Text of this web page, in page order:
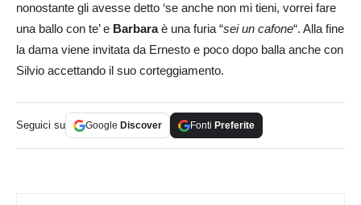
nonostante gli avesse detto ‘se anche non mi tieni, vorrei fare
una ballo con te’ e Barbaraè una furia “sei un cafone“. Alla fine
la dama viene invitata da Ernesto e poco dopo balla anche con
Silvio accettando il suo corteggiamento.
Seguici su Google Discover Fonti Preferite